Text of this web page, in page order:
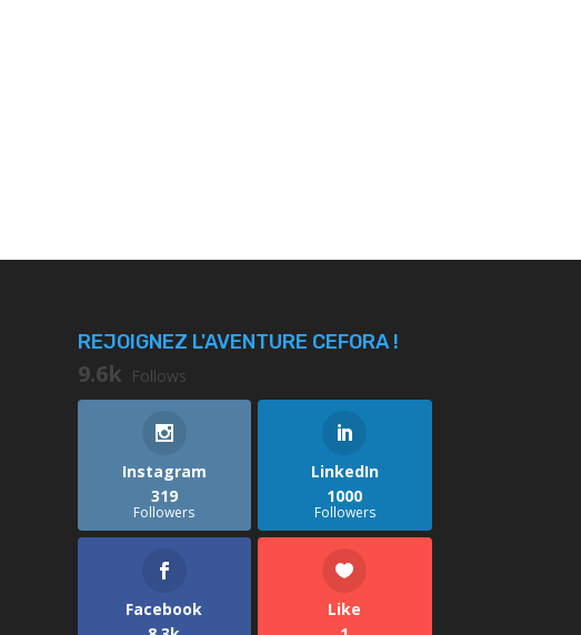
REJOIGNEZ L'AVENTURE CEFORA !
9.6k Follows
Instagram
319
Followers
LinkedIn
1000
Followers
Facebook
Like